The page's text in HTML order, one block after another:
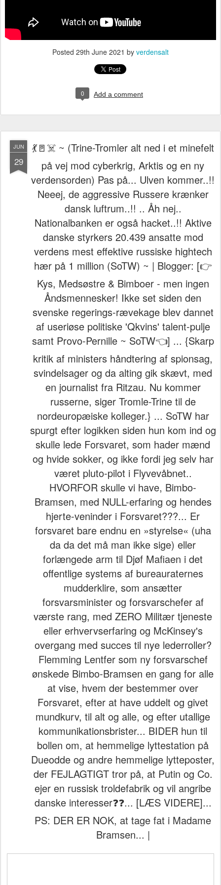
Posted 29th June 2021 by verdensalt
0 Add a comment
JUN
29
💃🚪☠️ ~ (Trine-Tromler alt ned i et minefelt
på vej mod cyberkrig, Arktis og en ny
verdensorden) Pas på... Ulven kommer..!!
Neeej, de aggressive Russere krænker
dansk luftrum..!! .. Åh nej..
Nationalbanken er også hacket..!! Aktive
danske styrkers 20.439 ansatte mod
verdens mest effektive russiske hightech
hær på 1 million (SoTW) ~ | Blogger: [👉
Kys, Medsøstre & Bimboer - men ingen
Åndsmennesker! Ikke set siden den
svenske regerings-rævekage blev dannet
af useriøse politiske 'Qkvins' talent-pulje
samt Provo-Pernille ~ SoTW👈] ... {Skarp
kritik af ministers håndtering af spionsag,
svindelsager og da alting gik skævt, med
en journalist fra Ritzau. Nu kommer
russerne, siger Tromle-Trine til de
nordeuropæiske kolleger.} ... SoTW har
spurgt efter logikken siden hun kom ind og
skulle lede Forsvaret, som hader mænd
og hvide sokker, og ikke fordi jeg selv har
været pluto-pilot i Flyvevåbnet..
HVORFOR skulle vi have, Bimbo-
Bramsen, med NULL-erfaring og hendes
hjerte-veninder i Forsvaret???... Er
forsvaret bare endnu en »styrelse« (uha
da da det må man ikke sige) eller
forlængede arm til Djøf Mafiaen i det
offentlige systems af bureauraternes
mudderklire, som ansætter
forsvarsminister og forsvarschefer af
værste rang, med ZERO Militær tjeneste
eller erhvervserfaring og McKinsey's
overgang med succes til nye lederroller?
Flemming Lentfer som ny forsvarschef
ønskede Bimbo-Bramsen en gang for alle
at vise, hvem der bestemmer over
Forsvaret, efter at have uddelt og givet
mundkurv, til alt og alle, og efter utallige
kommunikationsbrister... BIDER hun til
bollen om, at hemmelige lyttestation på
Dueodde og andre hemmelige lytteposter,
der FEJLAGTIGT tror på, at Putin og Co.
ejer en russisk troldefabrik og vil angribe
danske interesser❓❓... [LÆS VIDERE]...
PS: DER ER NOK, at tage fat i Madame
Bramsen... |